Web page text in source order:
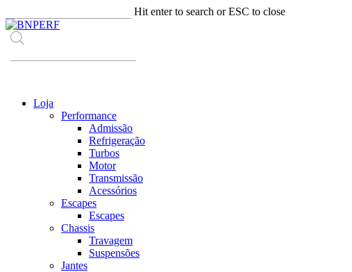
to
main
content
Hit enter to search or ESC to close
Close
Search
Loja
Performance
Admissão
Refrigeração
Turbos
Motor
Transmissão
Acessórios
Escapes
Escapes
Chassis
Travagem
Suspensões
Jantes